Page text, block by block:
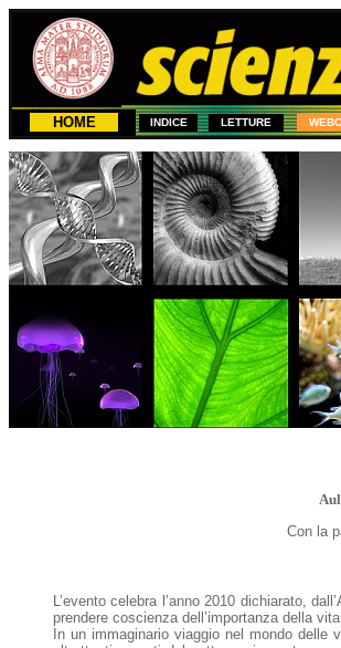
HOME INDICE LETTURE
Con la
L’evento celebra l’anno 2010 dichiarato,
prendere coscienza dell’importanza della
In un immaginario viaggio nel mondo delle